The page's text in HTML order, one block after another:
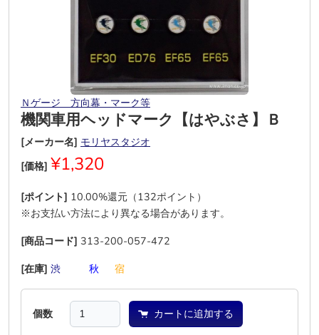
Ｎゲージ 方向幕・マーク等
機関車用ヘッドマーク【はやぶさ】Ｂ
[メーカー名] モリヤスタジオ
[価格] ¥1,320
[ポイント] 10.00%還元（132ポイント）
※お支払い方法により異なる場合があります。
[商品コード] 313-200-057-472
[在庫] 渋 秋 宿
個数 カートに追加する